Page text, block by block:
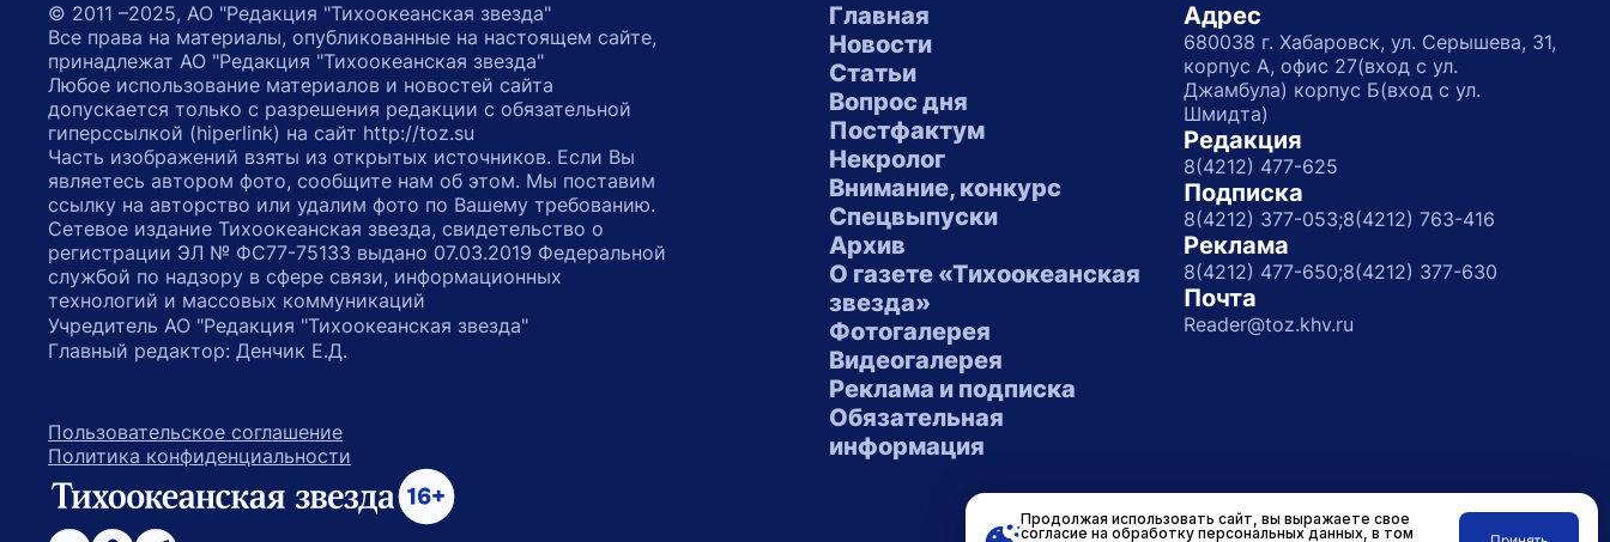
Главная
Новости
Статьи
Вопрос дня
Постфактум
Некролог
Внимание, конкурс
Спецвыпуски
Архив
О газете «Тихоокеанская
звезда»
Фотогалерея
Видеогалерея
Реклама и подписка
Обязательная
информация
Адрес
680038 г. Хабаровск, ул. Серышева, 31,
корпус А, офис 27(вход с ул.
Джамбула) корпус Б(вход с ул.
Шмидта)
Редакция
8(4212) 477-625
Подписка
8(4212) 377-053;8(4212) 763-416
Реклама
8(4212) 477-650;8(4212) 377-630
Почта
Reader@toz.khv.ru
© 2011 –2025, АО "Редакция "Тихоокеанская звезда"
Все права на материалы, опубликованные на настоящем сайте,
принадлежат АО "Редакция "Тихоокеанская звезда"
Любое использование материалов и новостей сайта
допускается только с разрешения редакции с обязательной
гиперссылкой (hiperlink) на сайт http://toz.su
Часть изображений взяты из открытых источников. Если Вы
являетесь автором фото, сообщите нам об этом. Мы поставим
ссылку на авторство или удалим фото по Вашему требованию.
Сетевое издание Тихоокеанская звезда, свидетельство о
регистрации ЭЛ № ФС77-75133 выдано 07.03.2019 Федеральной
службой по надзору в сфере связи, информационных
технологий и массовых коммуникаций
Учредитель АО "Редакция "Тихоокеанская звезда"
Главный редактор: Денчик Е.Д.
Пользовательское соглашение
Политика конфиденциальности
ссылка на главную
возрастное ограничение 16+
Продолжая использовать сайт, вы выражаете свое
согласие на обработку персональных данных, в том